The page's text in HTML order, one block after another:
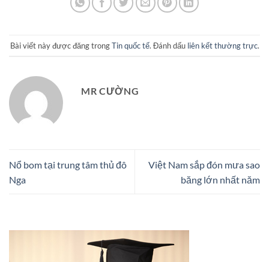
Bài viết này được đăng trongTin quốc tế. Đánh dấu liên kết thường trực.
MR CƯỜNG
Nổ bom tại trung tâm thủ đô
Nga
Việt Nam sắp đón mưa sao
băng lớn nhất năm